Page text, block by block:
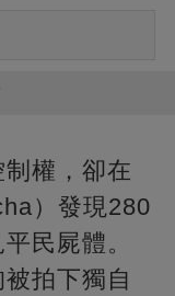
權，卻在
）發現280
民屍體。
拍下獨自